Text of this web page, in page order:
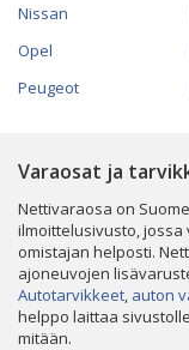
Nissan
Opel
Peugeot
Varaosat ja
Nettivaraosa on
ilmoittelusivusto,
omistajan helposti.
ajoneuvojen
Autotarvikkeet, auton
helppo laittaa
mitään.